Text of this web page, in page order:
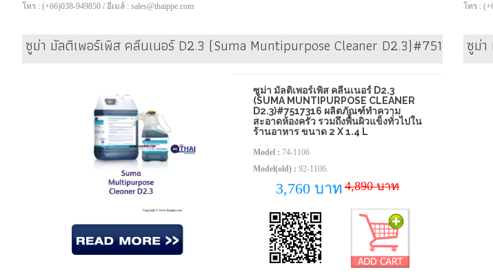
โทร : (+66)038-949850 / อีเมล์ : sales@thaippe.com
โทร :
ซูม่า มัลติเพอร์เพิส คลีนเนอร์ D2.3 (Suma Muntipurpose Cleaner D2.3)#7517316 ผ
ซูม่า มัลติเพอร์เพิส คลีนเนอร์ D2.3
(SUMA MUNTIPURPOSE CLEANER
D2.3)#7517316 ผลิตภัณฑ์ทำความ
สะอาดห้องครัว รวมถึงพื้นผิวแข็งทั่วไปใน
ร้านอาหาร ขนาด 2 X 1.4 L
Model : 74-1106
Model(old) : 92-1106.
3,760 บาท 4,890 บาท
ซูม่